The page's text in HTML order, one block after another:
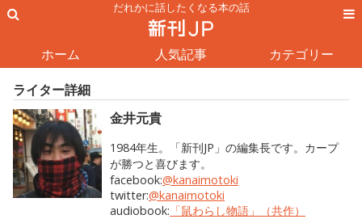
だれかに話したくなる本の話
ホーム 人気記事 カテゴリー
ライター詳細
金井元貴
1984年生。「新刊JP」の編集長です。カープ
が勝つと喜びます。
facebook:@kanaimotoki
twitter:@kanaimotoki
audiobook: 「鼠わらし物語」（共作）